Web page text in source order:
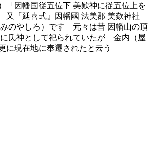
「因幡国従五位下 美歎神に従五位上を
『延喜式』因幡國 法美郡 美歎神社
みのやしろ）です 元々は昔 因幡山の頂
に氏神として祀られていたが 金内（屋
に現在地に奉遷されたと云う